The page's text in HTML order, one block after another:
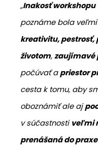
„Inakosť workshopu
poznáme bola
kreativitu, pestrosť,
životom, zaujímavé
počúvať apriestor
cesta k tomu, aby
oboznámiť ale aj
v súčastnosti veľmi
prenášaná do